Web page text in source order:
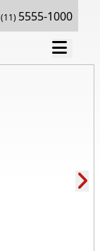
(11) 5555-1000